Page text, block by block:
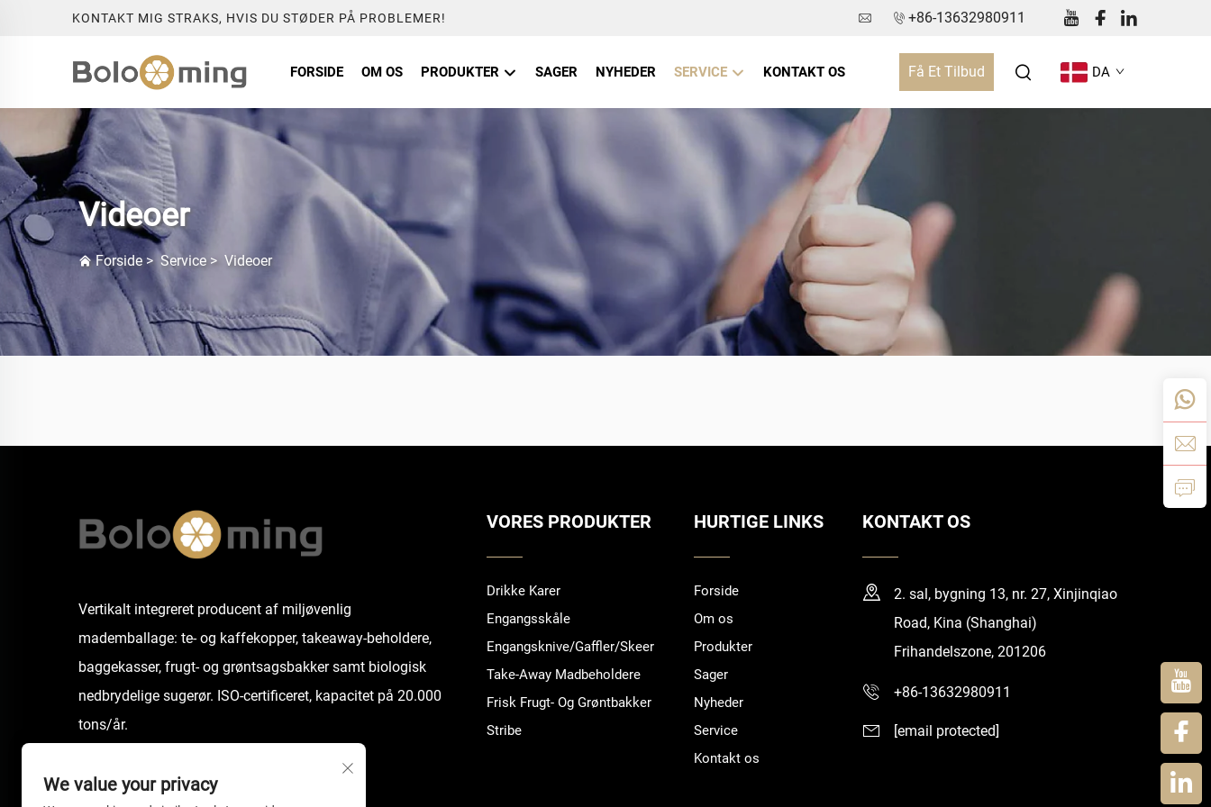
KONTAKT MIG STRAKS, HVIS DU STØDER PÅ PROBLEMER! +86-13632980911
FORSIDE OM OS PRODUKTER SAGER NYHEDER SERVICE KONTAKT OS Få Et Tilbud DA
Videoer
Forside > Service > Videoer
Vertikalt integreret producent af miljøvenlig
mademballage: te- og kaffekopper, takeaway-beholdere,
baggekasser, frugt- og grøntsagsbakker samt biologisk
nedbrydelige sugerør. ISO-certificeret, kapacitet på 20.000
tons/år.
VORES PRODUKTER
Drikke Karer
Engangsskåle
Engangsknive/Gaffler/Skeer
Take-Away Madbeholdere
Frisk Frugt- Og Grøntbakker
Stribe
HURTIGE LINKS
Forside
Om os
Produkter
Sager
Nyheder
Service
Kontakt os
KONTAKT OS
2. sal, bygning 13, nr. 27, Xinjinqiao
Road, Kina (Shanghai)
Frihandelszone, 201206
+86-13632980911
[email protected]
We value your privacy